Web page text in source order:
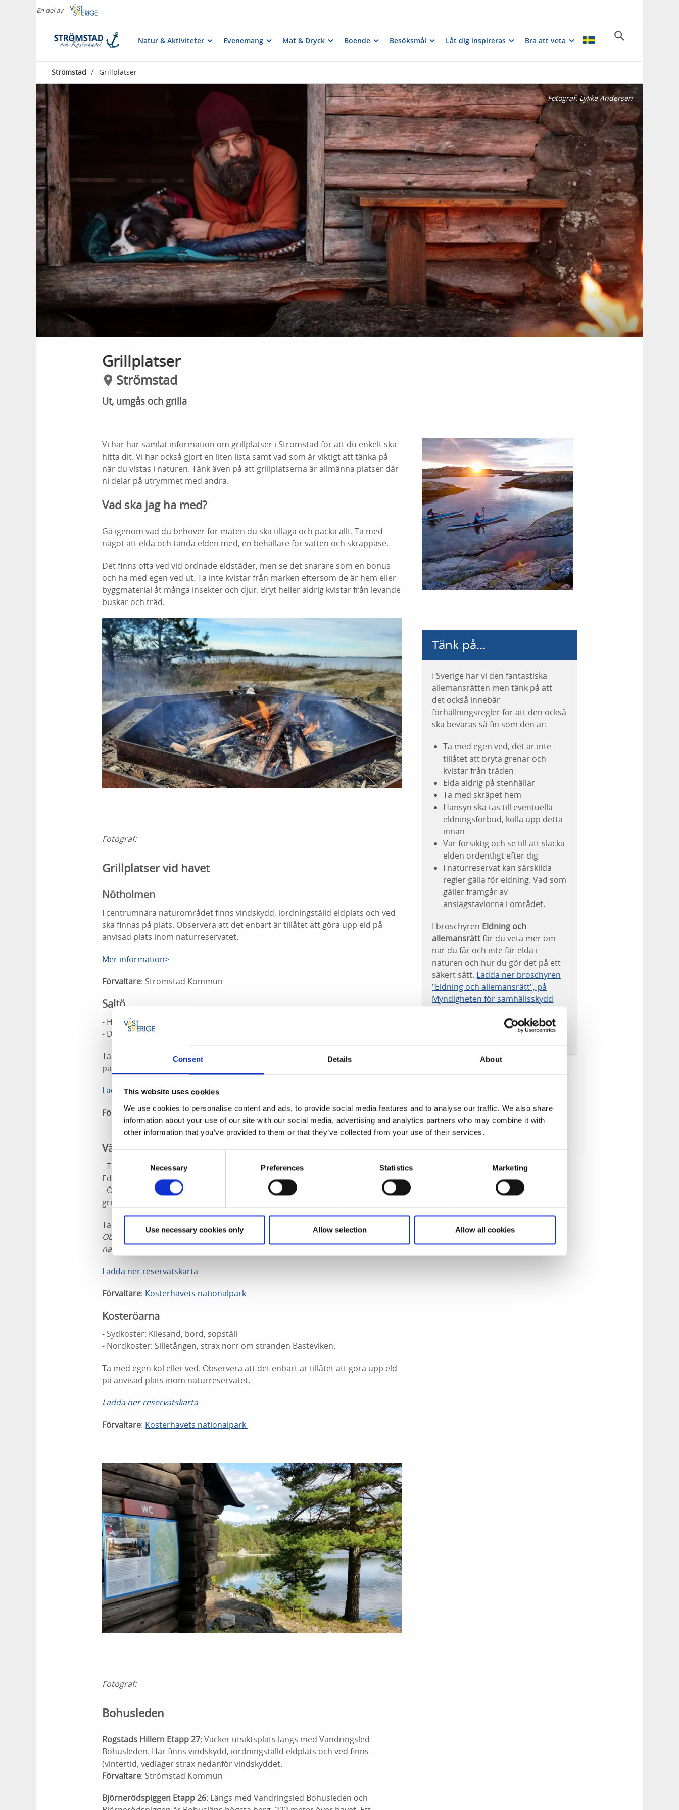
Consent Details About
This website uses cookies
We use cookies to personalise content and ads, to provide social media features and to analyse our traffic. We also share
information about your use of our site with our social media, advertising and analytics partners who may combine it with
other information that you’ve provided to them or that they’ve collected from your use of their services.
Selection
Necessary Preferences Statistics Marketing
Use necessary cookies only Allow selection Allow all cookies
En del av
Natur & Aktiviteter Evenemang Mat & Dryck Boende Besöksmål Låt dig inspireras Bra att veta
Strömstad / Grillplatser
Fotograf:Lykke Andersen
Grillplatser
Strömstad
Ut, umgås och grilla
Vi har här samlat information om grillplatser i Strömstad för att du enkelt ska
hitta dit. Vi har också gjort en liten lista samt vad som är viktigt att tänka på
när du vistas i naturen. Tänk även på att grillplatserna är allmänna platser där
ni delar på utrymmet med andra.
Vad ska jag ha med?
Gå igenom vad du behöver för maten du ska tillaga och packa allt. Ta med
något att elda och tända elden med, en behållare för vatten och skräppåse.
Det finns ofta ved vid ordnade eldstäder, men se det snarare som en bonus
och ha med egen ved ut. Ta inte kvistar från marken eftersom de är hem eller
byggmaterial åt många insekter och djur. Bryt heller aldrig kvistar från levande
buskar och träd.
Fotograf:
Grillplatser vid havet
Nötholmen
I centrumnära naturområdet finns vindskydd, iordningställd eldplats och ved
ska finnas på plats. Observera att det enbart är tillåtet att göra upp eld på
anvisad plats inom naturreservatet.
Mer information>
Förvaltare: Strömstad Kommun
Saltö
- Hasslebukten, handikappanpassat bord, dass, sopställ
- Danmarksbukten, handikappanpassat bord, dass, sopställ
Ta med egen kol eller ved. Observera att det enbart är tillåtet att göra upp eld
på anvisad plats inom naturreservatet.
Ladda ner reservatskarta
Förvaltare:Kosterhavets nationalpark
Västra Rossö - Kockholmen
- Tre iordningställda grillplatser finns ute på halvön Kockholmen, Sejebågen,
Edet och innanför Arsklåvet
- Öuddarna (norr om långa stranden Saltpannan vid parkeringen finns en
grillplats)
Ta med egen kol eller ved.
Observera att det enbart är tillåtet att göra upp eld på anvisad plats inom
naturreservatet.
Ladda ner reservatskarta
Förvaltare: Kosterhavets nationalpark
Kosteröarna
- Sydkoster: Kilesand, bord, sopställ
- Nordkoster: Silletången, strax norr om stranden Basteviken.
Ta med egen kol eller ved. Observera att det enbart är tillåtet att göra upp eld
på anvisad plats inom naturreservatet.
Ladda ner reservatskarta
Förvaltare: Kosterhavets nationalpark
Fotograf:
Bohusleden
Rogstads Hillern Etapp 27; Vacker utsiktsplats längs med Vandringsled
Bohusleden. Här finns vindskydd, iordningställd eldplats och ved finns
(vintertid, vedlager strax nedanför vindskyddet.
Förvaltare: Strömstad Kommun
Björnerödspiggen Etapp 26: Längs med Vandringsled Bohusleden och
Tänk på...
I Sverige har vi den fantastiska
allemansrätten men tänk på att
det också innebär
förhållningsregler för att den också
ska bevaras så fin som den är:
Ta med egen ved, det är inte
tillåtet att bryta grenar och
kvistar från träden
Elda aldrig på stenhällar
Ta med skräpet hem
Hänsyn ska tas till eventuella
eldningsförbud, kolla upp detta
innan
Var försiktig och se till att släcka
elden ordentligt efter dig
I naturreservat kan särskilda
regler gälla för eldning. Vad som
gäller framgår av
anslagstavlorna i området.
I broschyren Eldning och
allemansrättfår du veta mer om
när du får och inte får elda i
naturen och hur du gör det på ett
säkert sätt. Ladda ner broschyren
"Eldning och allemansrätt", på
Myndigheten för samhällsskydd